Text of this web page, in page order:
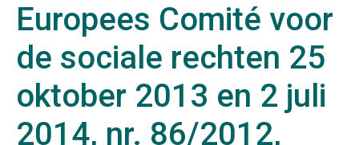
Europees Comité voor
de sociale rechten 25
oktober 2013 en 2 juli
2014, nr. 86/2012,